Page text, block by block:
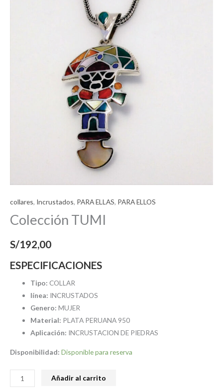
collares, Incrustados, PARA ELLAS, PARA ELLOS
Colección TUMI
S/192,00
ESPECIFICACIONES
Tipo: COLLAR
línea: INCRUSTADOS
Genero: MUJER
Material: PLATA PERUANA 950
Aplicación: INCRUSTACION DE PIEDRAS
Disponibilidad: Disponible para reserva
Añadir al carrito